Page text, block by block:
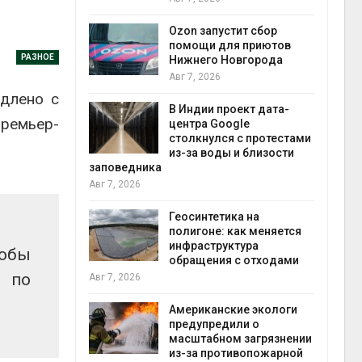
РАЗНОЕ
с
по
контроль
Волги и
может
почти в
Ozon запустит сбор
помощи для приютов
Нижнего Новгорода
Авг 7, 2026
В Индии проект дата-
центра Google
столкнулся с протестами
из-за воды и близости
заповедника
Авг 7, 2026
Геосинтетика на
полигоне: как меняется
инфраструктура
обращения с отходами
Авг 7, 2026
Американские экологи
предупредили о
масштабном загрязнении
из-за противопожарной